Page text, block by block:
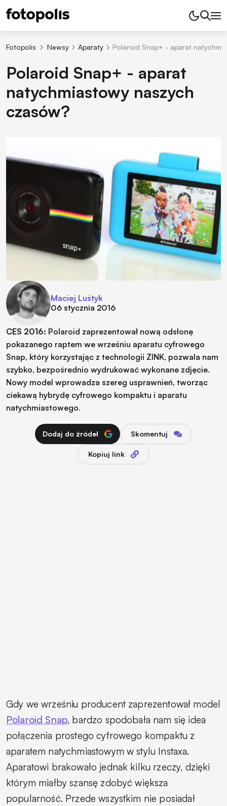
Fotopolis Newsy Aparaty Polaroid Snap+ - aparat
Polaroid Snap+ - aparat
natychmiastowy naszych
czasów?
Maciej Luśtyk
06 stycznia 2016
CES 2016: Polaroid zaprezentował nową odsłonę
pokazanego raptem we wrześniu aparatu cyfrowego
Snap, który korzystając z technologii ZINK, pozwala nam
szybko, bezpośrednio wydrukować wykonane zdjęcie.
Nowy model wprowadza szereg usprawnień, tworząc
ciekawą hybrydę cyfrowego kompaktu i aparatu
natychmiastowego.
Dodaj do źródeł Skomentuj
Kopiuj link
Gdy we wrześniu producent zaprezentował model
Polaroid Snap, bardzo spodobała nam się idea
połączenia prostego cyfrowego kompaktu z
aparatem natychmiastowym w stylu Instaxa.
Aparatowi brakowało jednak kilku rzeczy, dzięki
którym miałby szansę zdobyć większa
popularność. Przede wszystkim nie posiadał